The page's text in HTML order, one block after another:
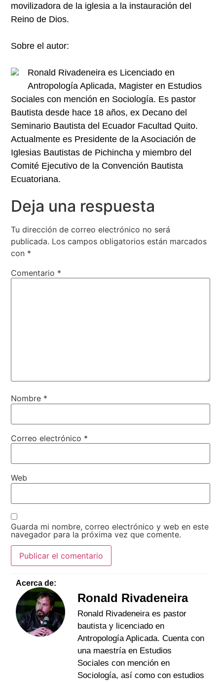
movilizadora de la iglesia a la instauración del
Reino de Dios.
Sobre el autor:
Ronald Rivadeneira es Licenciado en
Antropología Aplicada, Magister en Estudios
Sociales con mención en Sociología. Es pastor
Bautista desde hace 18 años, ex Decano del
Seminario Bautista del Ecuador Facultad Quito.
Actualmente es Presidente de la Asociación de
Iglesias Bautistas de Pichincha y miembro del
Comité Ejecutivo de la Convención Bautista
Ecuatoriana.
Deja una respuesta
Tu dirección de correo electrónico no será
publicada. Los campos obligatorios están marcados
con *
Comentario *
Nombre *
Correo electrónico *
Web
Guarda mi nombre, correo electrónico y web en este
navegador para la próxima vez que comente.
Acerca de:
Ronald Rivadeneira
Ronald Rivadeneira es pastor
bautista y licenciado en
Antropología Aplicada. Cuenta con
una maestría en Estudios
Sociales con mención en
Sociología, así como con estudios